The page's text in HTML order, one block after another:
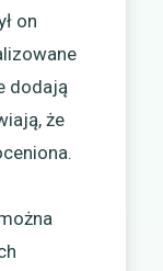
on
dodają
że